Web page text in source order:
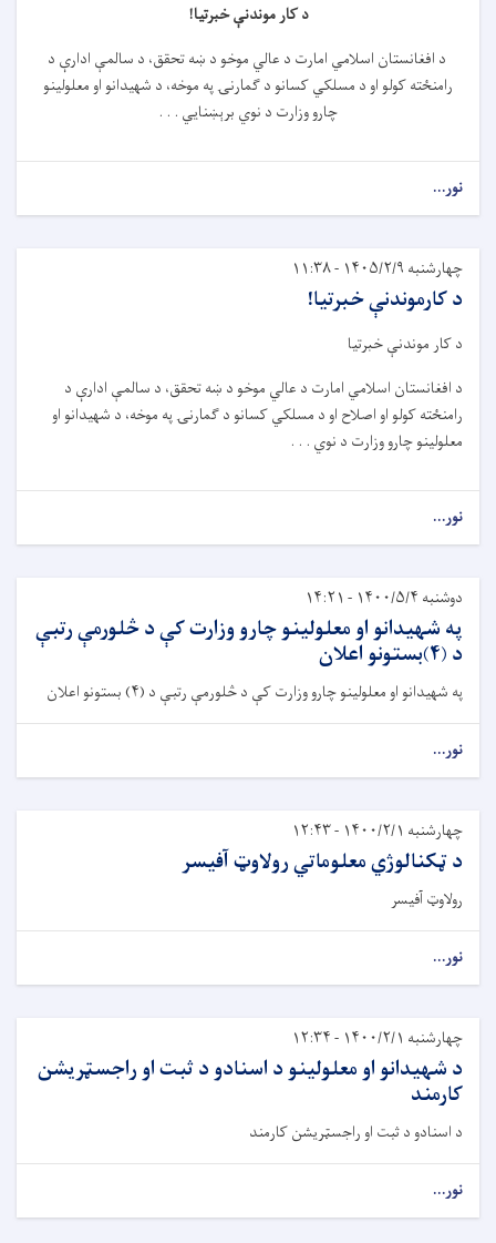
د کار موندنې خبرتیا!
د افغانستان اسلامي امارت د عالي موخو د ښه تحقق، د سالمې ادارې د
رامنځته کولو او د مسلکي کسانو د ګمارنۍ په موخه، د شهیدانو او معلولینو
چارو وزارت د نوي برېښنایي . . .
نور...
چهارشنبه ۱۴۰۵/۲/۹ - ۱۱:۳۸
د کارموندنې خبرتیا!
د کار موندنې خبرتیا
د افغانستان اسلامي امارت د عالي موخو د ښه تحقق، د سالمې ادارې د
رامنځته کولو او اصلاح او د مسلکي کسانو د ګمارنۍ په موخه، د شهیدانو او
معلولینو چارو وزارت د نوي . . .
نور...
دوشنبه ۱۴۰۰/۵/۴ - ۱۴:۲۱
په شهیدانو او معلولینو چارو وزارت کې د څلورمې رتبې
د (۴)بستونو اعلان
په شهیدانو او معلولینو چارو وزارت کې د څلورمې رتبې د (۴) بستونو اعلان
نور...
چهارشنبه ۱۴۰۰/۲/۱ - ۱۲:۴۳
د ټکنالوژي معلوماتي رولاوټ آفیسر
رولاوټ آفیسر
نور...
چهارشنبه ۱۴۰۰/۲/۱ - ۱۲:۳۴
د شهیدانو او معلولینو د اسنادو د ثبت او راجسټریشن
کارمند
د اسنادو د ثبت او راجسټریشن کارمند
نور...